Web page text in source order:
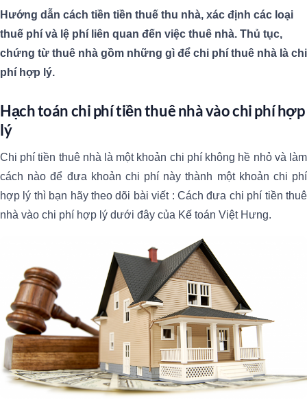
Hướng dẫn cách tiền tiền thuế thu nhà, xác định các loại
thuế phí và lệ phí liên quan đến việc thuê nhà. Thủ tục,
chứng từ thuê nhà gồm những gì để chi phí thuê nhà là chi
phí hợp lý.
Hạch toán chi phí tiền thuê nhà vào chi phí hợp
lý
Chi phí tiền thuê nhà là một khoản chi phí không hề nhỏ và làm
cách nào để đưa khoản chi phí này thành một khoản chi phí
hợp lý thì bạn hãy theo dõi bài viết : Cách đưa chi phí tiền thuê
nhà vào chi phí hợp lý dưới đây của Kế toán Việt Hưng.